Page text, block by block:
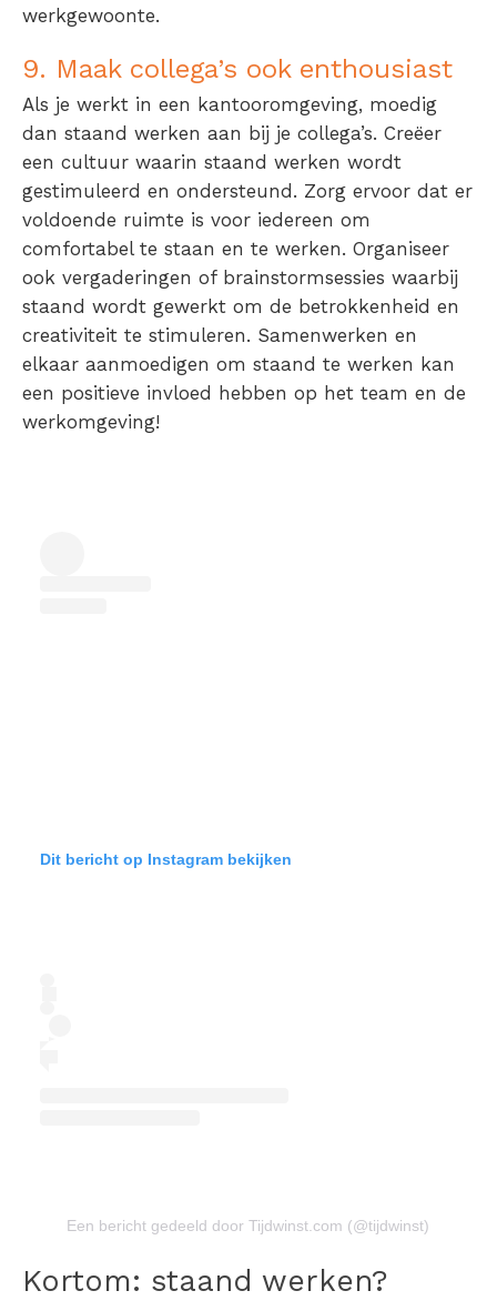
werkgewoonte.
9. Maak collega’s ook enthousiast
Als je werkt in een kantooromgeving, moedig
dan staand werken aan bij je collega’s. Creëer
een cultuur waarin staand werken wordt
gestimuleerd en ondersteund. Zorg ervoor dat er
voldoende ruimte is voor iedereen om
comfortabel te staan en te werken. Organiseer
ook vergaderingen of brainstormsessies waarbij
staand wordt gewerkt om de betrokkenheid en
creativiteit te stimuleren. Samenwerken en
elkaar aanmoedigen om staand te werken kan
een positieve invloed hebben op het team en de
werkomgeving!
Dit bericht op Instagram bekijken
Een bericht gedeeld door Tijdwinst.com (@tijdwinst)
Kortom: staand werken?